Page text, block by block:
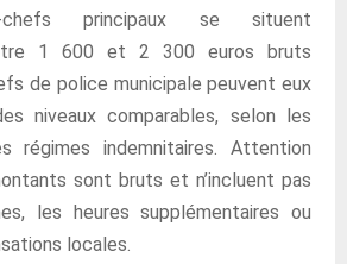
chefs principaux se situent
1 600 et 2 300 euros bruts
de police municipale peuvent eux
niveaux comparables, selon les
régimes indemnitaires. Attention
sont bruts et n’incluent pas
les heures supplémentaires ou
locales.